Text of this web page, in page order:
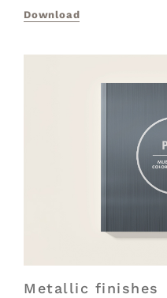
Download
Metallic finishes